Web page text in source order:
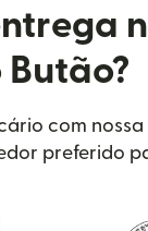
Butão?
com
preferido